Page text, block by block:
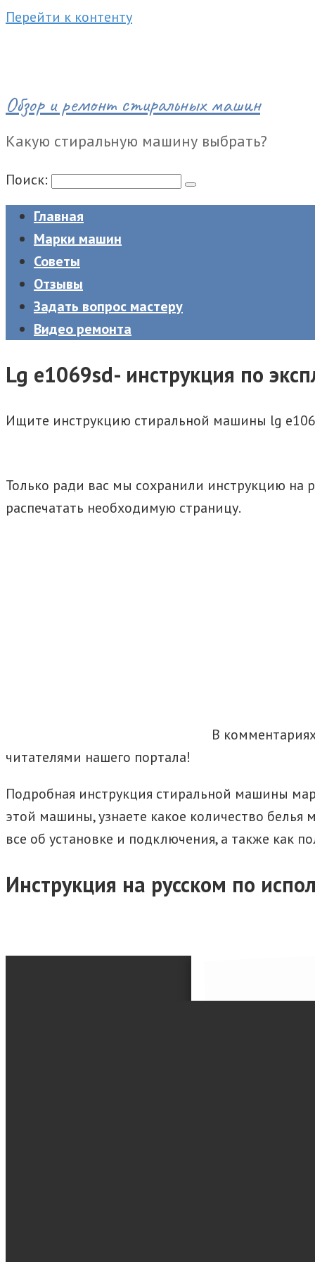
Перейти к контенту
Обзор и ремонт стиральных машин
Какую стиральную машину выбрать?
Поиск:
Главная
Марки машин
Советы
Отзывы
Задать вопрос мастеру
Видео ремонта
Lg e1069sd- инструкция по
Ищите инструкцию стиральной машины lg
Только ради вас мы сохранили инструкцию на
распечатать необходимую страницу.
В
читателями нашего портала!
Подробная инструкция стиральной машины
этой машины, узнаете какое количество
все об установке и подключения, а также как
Инструкция на русском по